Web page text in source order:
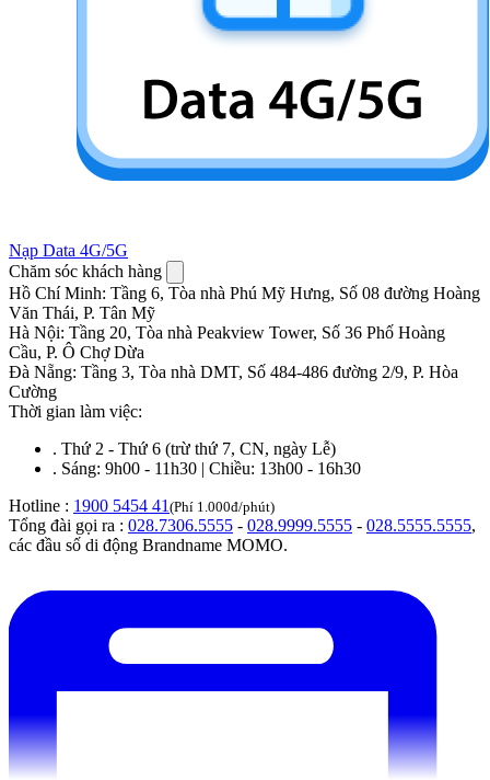
Nạp Data 4G/5G
Chăm sóc khách hàng
Hồ Chí Minh: Tầng 6, Tòa nhà Phú Mỹ Hưng, Số 08 đường Hoàng
Văn Thái, P. Tân Mỹ
Hà Nội: Tầng 20, Tòa nhà Peakview Tower, Số 36 Phố Hoàng
Cầu, P. Ô Chợ Dừa
Đà Nẵng: Tầng 3, Tòa nhà DMT, Số 484-486 đường 2/9, P. Hòa
Cường
Thời gian làm việc:
. Thứ 2 - Thứ 6 (trừ thứ 7, CN, ngày Lễ)
. Sáng: 9h00 - 11h30 | Chiều: 13h00 - 16h30
Hotline : 1900 5454 41 (Phí 1.000đ/phút)
Tổng đài gọi ra : 028.7306.5555 - 028.9999.5555 - 028.5555.5555,
các đầu số di động Brandname MOMO.